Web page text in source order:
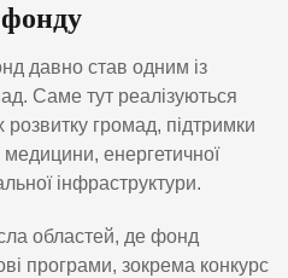
давно став одним із
Саме тут реалізуються
розвитку громад, підтримки
медицини, енергетичної
інфраструктури.
областей, де фонд
програми, зокрема конкурс